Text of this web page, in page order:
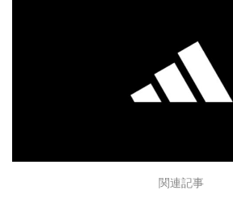
関連記事